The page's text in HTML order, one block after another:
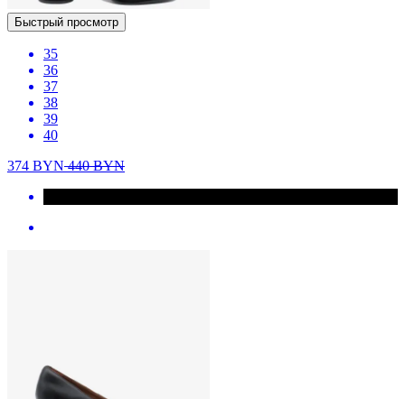
Быстрый просмотр
35
36
37
38
39
40
374 BYN440BYN